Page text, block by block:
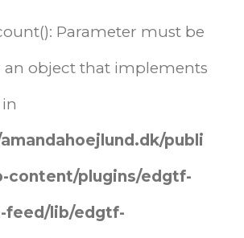
Parameter must be
an object that implements
publi
content/plugins/edgtf-
feed/lib/edgtf-